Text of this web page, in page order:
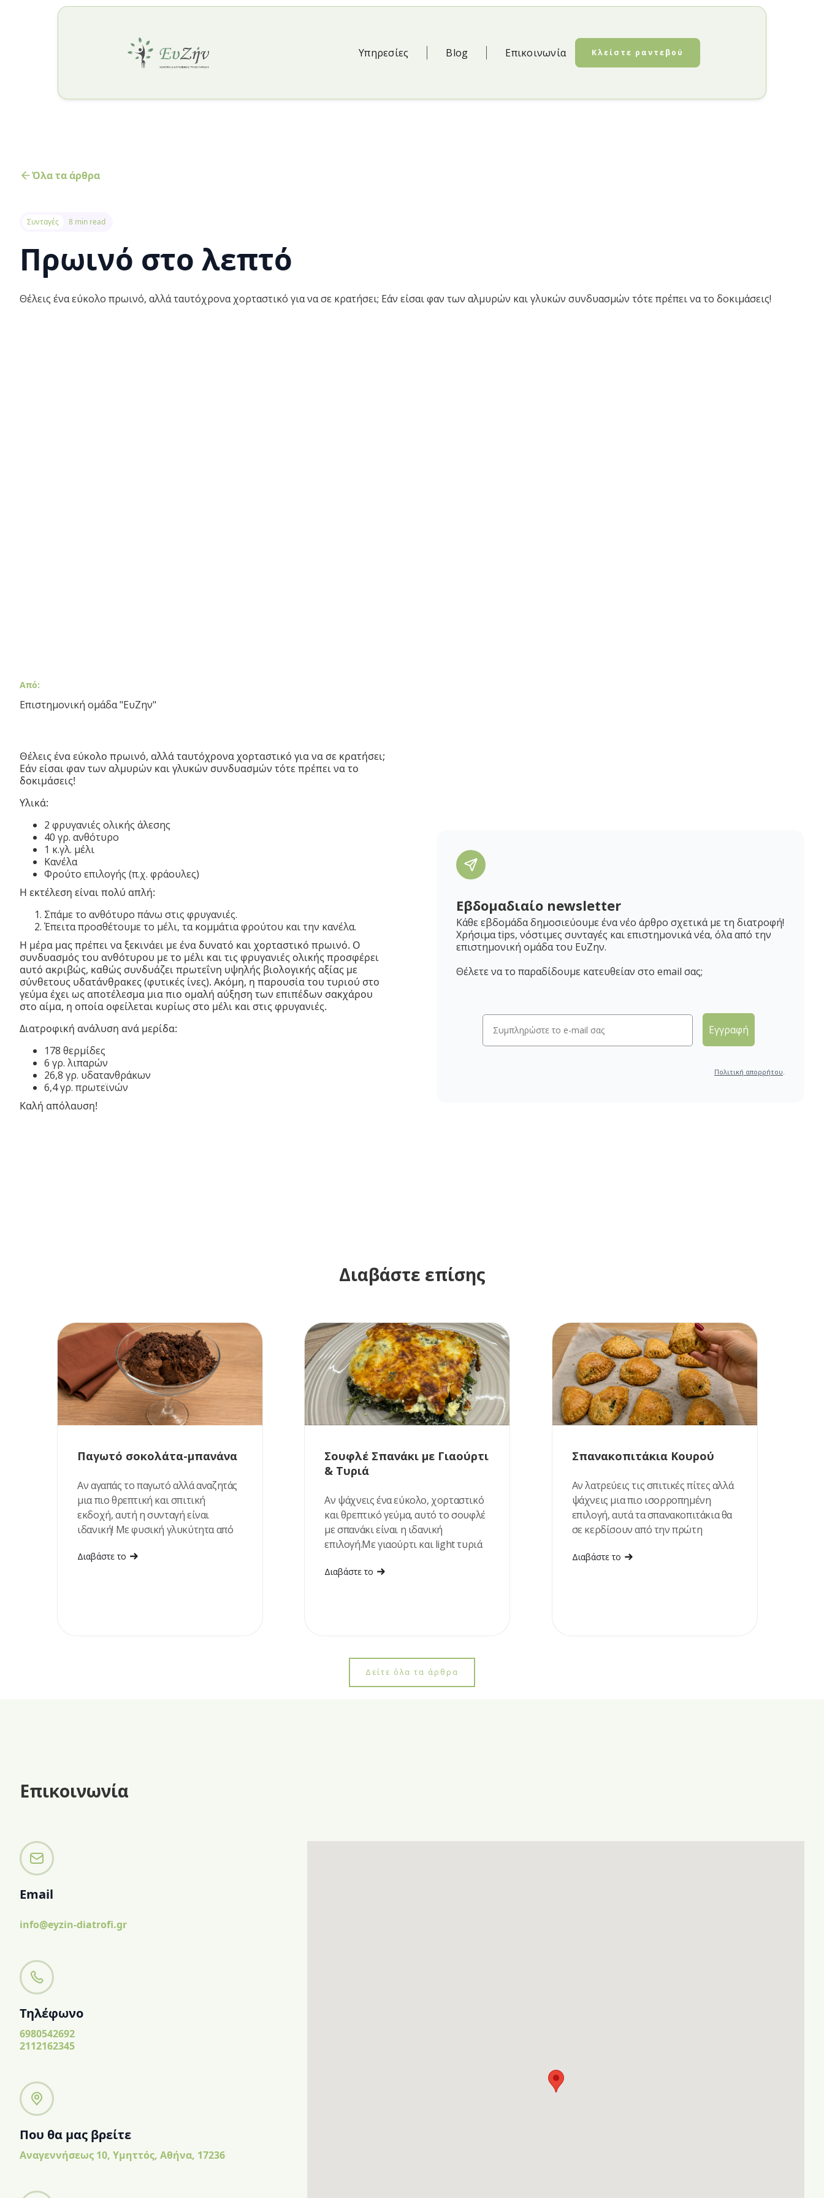
Υπηρεσίες Blog Επικοινωνία Κλείστε ραντεβού
Όλα τα άρθρα
Συνταγές 8 min read
Πρωινό στο λεπτό
Θέλεις ένα εύκολο πρωινό, αλλά ταυτόχρονα χορταστικό για να σε κρατήσει; Εάν είσαι φαν των αλμυρών και γλυκών συνδυασμών τότε πρέπει να το δοκιμάσεις!
Από:
Επιστημονική ομάδα "ΕυΖην"
Θέλεις ένα εύκολο πρωινό, αλλά ταυτόχρονα χορταστικό για να σε κρατήσει;
Εάν είσαι φαν των αλμυρών και γλυκών συνδυασμών τότε πρέπει να το
δοκιμάσεις!
Υλικά:
2 φρυγανιές ολικής άλεσης
40 γρ. ανθότυρο
1 κ.γλ. μέλι
Κανέλα
Φρούτο επιλογής (π.χ. φράουλες)
Η εκτέλεση είναι πολύ απλή:
Σπάμε το ανθότυρο πάνω στις φρυγανιές.
Έπειτα προσθέτουμε το μέλι, τα κομμάτια φρούτου και την κανέλα.
H μέρα μας πρέπει να ξεκινάει με ένα δυνατό και χορταστικό πρωινό. Ο
συνδυασμός του ανθότυρου με το μέλι και τις φρυγανιές ολικής προσφέρει
αυτό ακριβώς, καθώς συνδυάζει πρωτεΐνη υψηλής βιολογικής αξίας με
σύνθετους υδατάνθρακες (φυτικές ίνες). Ακόμη, η παρουσία του τυριού στο
γεύμα έχει ως αποτέλεσμα μια πιο ομαλή αύξηση των επιπέδων σακχάρου
στο αίμα, η οποία οφείλεται κυρίως στο μέλι και στις φρυγανιές.
Διατροφική ανάλυση ανά μερίδα:
178 θερμίδες
6 γρ. λιπαρών
26,8 γρ. υδατανθράκων
6,4 γρ. πρωτεϊνών
Καλή απόλαυση!
Εβδομαδιαίο newsletter
Κάθε εβδομάδα δημοσιεύουμε ένα νέο άρθρο σχετικά με τη διατροφή!
Χρήσιμα tips, νόστιμες συνταγές και επιστημονικά νέα, όλα από την
επιστημονική ομάδα του ΕυΖην.
Θέλετε να το παραδίδουμε κατευθείαν στο email σας;
Εγγραφή
Πολιτική απορρήτου.
Διαβάστε επίσης
Παγωτό σοκολάτα-μπανάνα
Αν αγαπάς το παγωτό αλλά αναζητάς
μια πιο θρεπτική και σπιτική
εκδοχή, αυτή η συνταγή είναι
ιδανική! Με φυσική γλυκύτητα από
πλούσια γεύση σοκολάτας και
Διαβάστε το
Σουφλέ Σπανάκι με Γιαούρτι
& Τυριά
Αν ψάχνεις ένα εύκολο, χορταστικό
και θρεπτικό γεύμα, αυτό το σουφλέ
με σπανάκι είναι η ιδανική
επιλογή.Με γιαούρτι και light τυριά
ετοιμάζεται με λίγα υλικά. Ταιριάζει
Διαβάστε το
Σπανακοπιτάκια Κουρού
Αν λατρεύεις τις σπιτικές πίτες αλλά
ψάχνεις μια πιο ισορροπημένη
επιλογή, αυτά τα σπανακοπιτάκια θα
σε κερδίσουν από την πρώτη
Διαβάστε το
Δείτε όλα τα άρθρα
Επικοινωνία
Email
info@eyzin-diatrofi.gr
Τηλέφωνο
6980542692
2112162345
Που θα μας βρείτε
Αναγεννήσεως 10, Υμηττός, Αθήνα, 17236